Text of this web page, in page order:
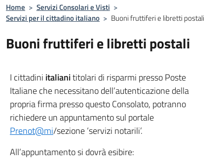
Home > Servizi Consolari e Visti >
Servizi per il cittadino italiano > Buoni fruttiferi e libretti postali
Buoni fruttiferi e libretti postali
I cittadini italianititolari di risparmi presso Poste
Italiane che necessitano dell’autenticazione della
propria firma presso questo Consolato, potranno
richiedere un appuntamento sul portale
Prenot@mi/sezione ‘servizi notarili’.
All’appuntamento si dovrà esibire: